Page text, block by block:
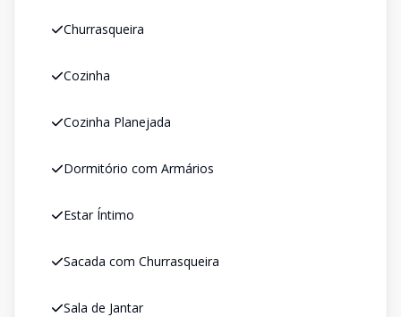
Churrasqueira
Cozinha
Cozinha Planejada
Dormitório com Armários
Estar Íntimo
Sacada com Churrasqueira
Sala de Jantar